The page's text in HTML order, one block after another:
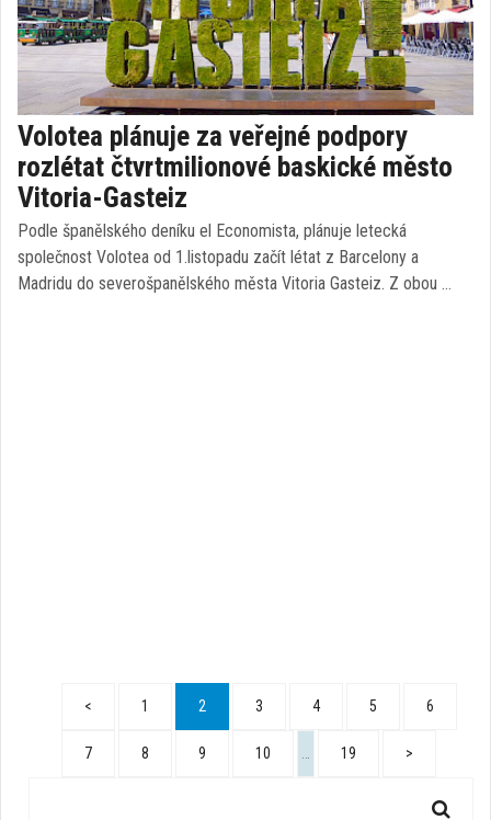
Volotea plánuje za veřejné podpory
rozlétat čtvrtmilionové baskické město
Vitoria-Gasteiz
Podle španělského deníku el Economista, plánuje letecká
společnost Volotea od 1.listopadu začít létat z Barcelony a
Madridu do severošpanělského města Vitoria Gasteiz. Z obou …
< 1 2 3 4 5 6
7 8 9 10 19 >